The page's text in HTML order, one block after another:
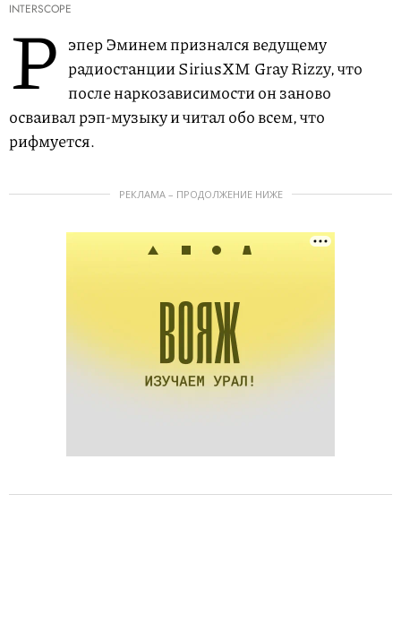
INTERSCOPE
Р эпер Эминем признался ведущему
радиостанции SiriusXM Gray Rizzy, что
после наркозависимости он заново
осваивал рэп-музыку и читал обо всем, что
рифмуется.
РЕКЛАМА – ПРОДОЛЖЕНИЕ НИЖЕ